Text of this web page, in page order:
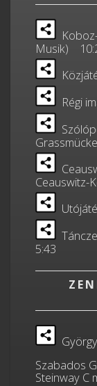
Koboz-
Musik)
Régi
5:43
Szabados
Steinway C